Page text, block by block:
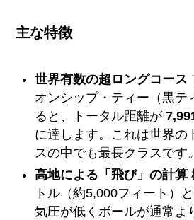
主な特徴
世界有数の超ロングコース
オンシップ・ティー（黒テ
ると、トータル距離が
に達します。これは世界の
スの中でも最長クラスです。
高地による「飛び」の計算
トル（約5,000フィート）
気圧が低くボールが通常よ